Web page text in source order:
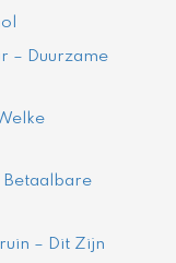
– Duurzame
Betaalbare
– Dit Zijn